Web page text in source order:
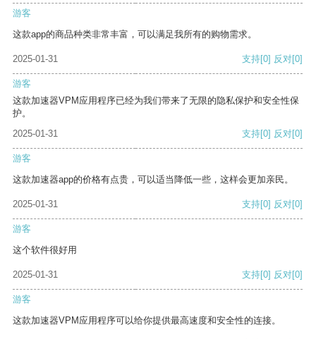
游客
这款app的商品种类非常丰富，可以满足我所有的购物需求。
2025-01-31 支持[0] 反对[0]
游客
这款加速器VPM应用程序已经为我们带来了无限的隐私保护和安全性保
护。
2025-01-31
支持[0] 反对[0]
游客
这款加速器app的价格有点贵，可以适当降低一些，这样会更加亲民。
2025-01-31 支持[0] 反对[0]
游客
这个软件很好用
2025-01-31 支持[0] 反对[0]
游客
这款加速器VPM应用程序可以给你提供最高速度和安全性的连接。